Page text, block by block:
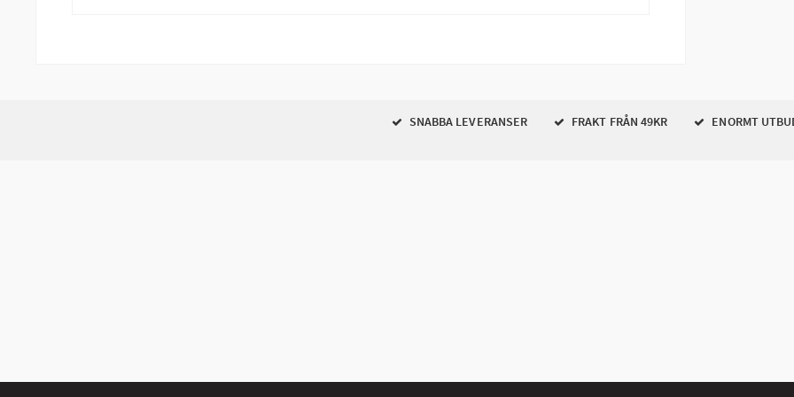
SNABBA LEVERANSER FRAKT FRÅN 49KR ENORMT